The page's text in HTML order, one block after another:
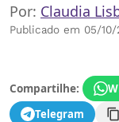
Por: Claudia
Publicado em 05/
Compartilhe:
Telegram